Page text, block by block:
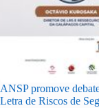
ANSP promove
Letra de Riscos de